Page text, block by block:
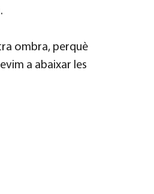
ombra, perquè
a abaixar les